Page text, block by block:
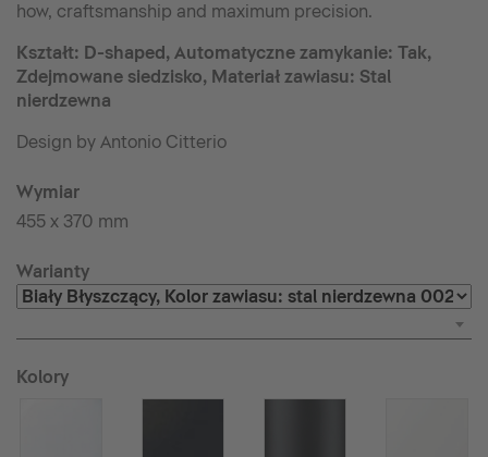
how, craftsmanship and maximum precision.
Kształt: D-shaped, Automatyczne zamykanie: Tak,
Zdejmowane siedzisko, Materiał zawiasu: Stal
nierdzewna
Design by Antonio Citterio
Wymiar
455 x 370 mm
Warianty
Kolory